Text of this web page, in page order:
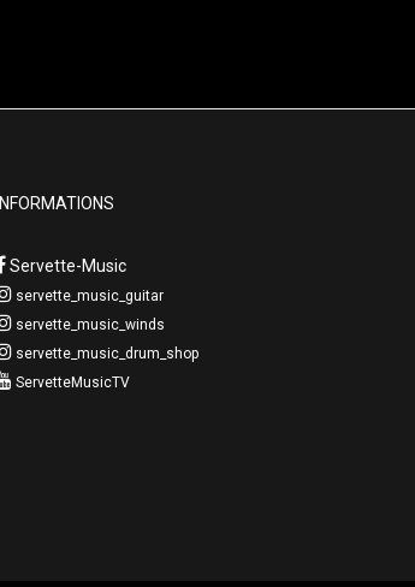
INFORMATIONS
Servette-Music
servette_music_guitar
servette_music_winds
servette_music_drum_shop
ServetteMusicTV